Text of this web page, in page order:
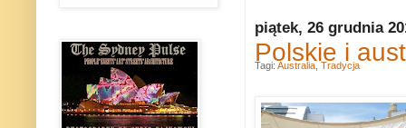
piątek, 26 grudnia
Polskie i
Tagi: Australia Tradycja